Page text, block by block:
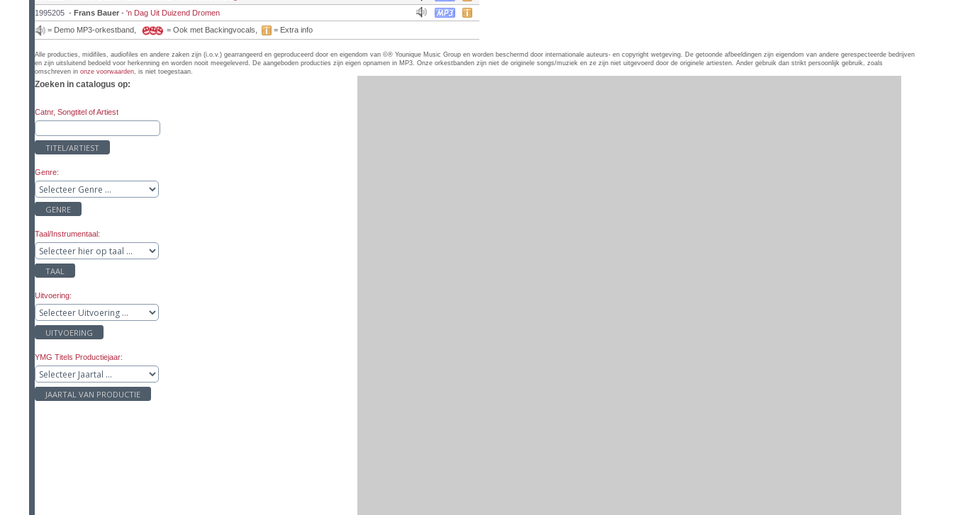
1995205 - Frans Bauer - 'n Dag Uit Duizend Dromen
= Demo MP3-orkestband,
= Ook met Backingvocals, = Extra info
Alle producties, midifiles, audiofiles en andere zaken zijn (i.o.v.) gearrangeerd en geproduceerd door en eigendom van ©® Younique Music Group en worden beschermd door internationale auteurs- en copyright wetgeving. De getoonde afbeeldingen zijn eigendom van andere gerespecteerde bedrijven
en zijn uitsluitend bedoeld voor herkenning en worden nooit meegeleverd. De aangeboden producties zijn eigen opnamen in MP3. Onze orkestbanden zijn niet de originele songs/muziek en ze zijn niet uitgevoerd door de originele artiesten. Ander gebruik dan strikt persoonlijk gebruik, zoals
omschreven in onze voorwaarden, is niet toegestaan.
Zoeken in catalogus op:
Catnr, Songtitel of Artiest
TITEL/ARTIEST
Genre:
GENRE
Taal/Instrumentaal:
TAAL
Uitvoering:
UITVOERING
YMG Titels Productiejaar:
JAARTAL VAN PRODUCTIE